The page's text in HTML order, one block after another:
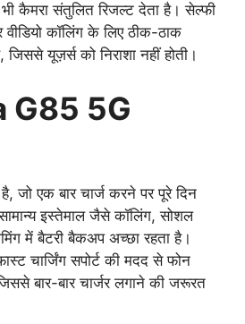
भी कैमरा संतुलित रिजल्ट देता है। सेल्फी
कॉलिंग के लिए ठीक-ठाक
जिससे यूज़र्स को निराशा नहीं होती।
G85 5G
जो एक बार चार्ज करने पर पूरे दिन
इस्तेमाल जैसे कॉलिंग, सोशल
में बैटरी बैकअप अच्छा रहता है।
चार्जिंग सपोर्ट की मदद से फोन
बार-बार चार्जर लगाने की जरूरत